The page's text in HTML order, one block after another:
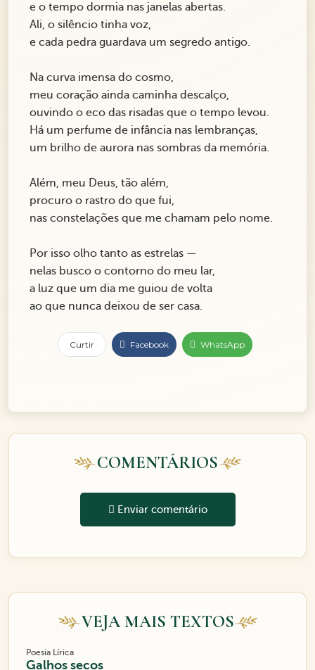
e o tempo dormia nas janelas abertas.
Ali, o silêncio tinha voz,
e cada pedra guardava um segredo antigo.
Na curva imensa do cosmo,
meu coração ainda caminha descalço,
ouvindo o eco das risadas que o tempo levou.
Há um perfume de infância nas lembranças,
um brilho de aurora nas sombras da memória.
Além, meu Deus, tão além,
procuro o rastro do que fui,
nas constelações que me chamam pelo nome.
Por isso olho tanto as estrelas —
nelas busco o contorno do meu lar,
a luz que um dia me guiou de volta
ao que nunca deixou de ser casa.
Curtir Facebook WhatsApp
COMENTÁRIOS
Enviar comentário
VEJA MAIS TEXTOS
Poesia Lírica
Galhos secos